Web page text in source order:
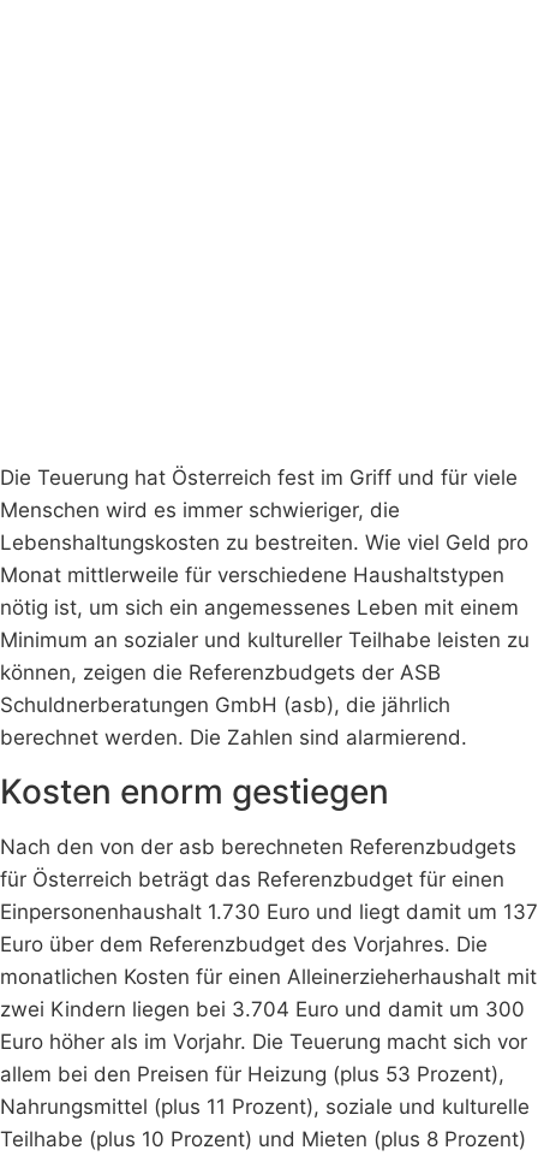
Die Teuerung hat Österreich fest im Griff und für viele
Menschen wird es immer schwieriger, die
Lebenshaltungskosten zu bestreiten. Wie viel Geld pro
Monat mittlerweile für verschiedene Haushaltstypen
nötig ist, um sich ein angemessenes Leben mit einem
Minimum an sozialer und kultureller Teilhabe leisten zu
können, zeigen die Referenzbudgets der ASB
Schuldnerberatungen GmbH (asb), die jährlich
berechnet werden. Die Zahlen sind alarmierend.
Kosten enorm gestiegen
Nach den von der asb berechneten Referenzbudgets
für Österreich beträgt das Referenzbudget für einen
Einpersonenhaushalt 1.730 Euro und liegt damit um 137
Euro über dem Referenzbudget des Vorjahres. Die
monatlichen Kosten für einen Alleinerzieherhaushalt mit
zwei Kindern liegen bei 3.704 Euro und damit um 300
Euro höher als im Vorjahr. Die Teuerung macht sich vor
allem bei den Preisen für Heizung (plus 53 Prozent),
Nahrungsmittel (plus 11 Prozent), soziale und kulturelle
Teilhabe (plus 10 Prozent) und Mieten (plus 8 Prozent)